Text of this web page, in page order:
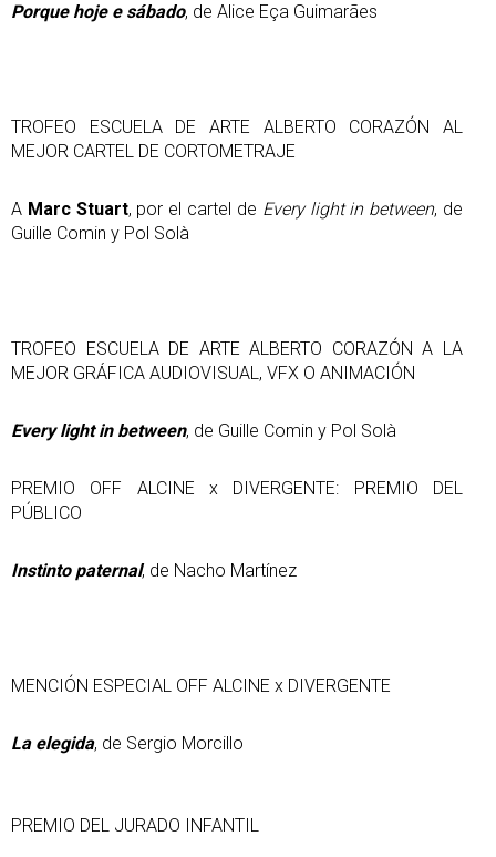
Porque hoje e sábado, de Alice Eça Guimarães
TROFEO ESCUELA DE ARTE ALBERTO CORAZÓN AL
MEJOR CARTEL DE CORTOMETRAJE
A Marc Stuart, por el cartel de Every light in between, de
Guille Comin y Pol Solà
TROFEO ESCUELA DE ARTE ALBERTO CORAZÓN A LA
MEJOR GRÁFICA AUDIOVISUAL, VFX O ANIMACIÓN
Every light in between, de Guille Comin y Pol Solà
PREMIO OFF ALCINE x DIVERGENTE: PREMIO DEL
PÚBLICO
Instinto paternal, de Nacho Martínez
MENCIÓN ESPECIAL OFF ALCINE x DIVERGENTE
La elegida, de Sergio Morcillo
PREMIO DEL JURADO INFANTIL